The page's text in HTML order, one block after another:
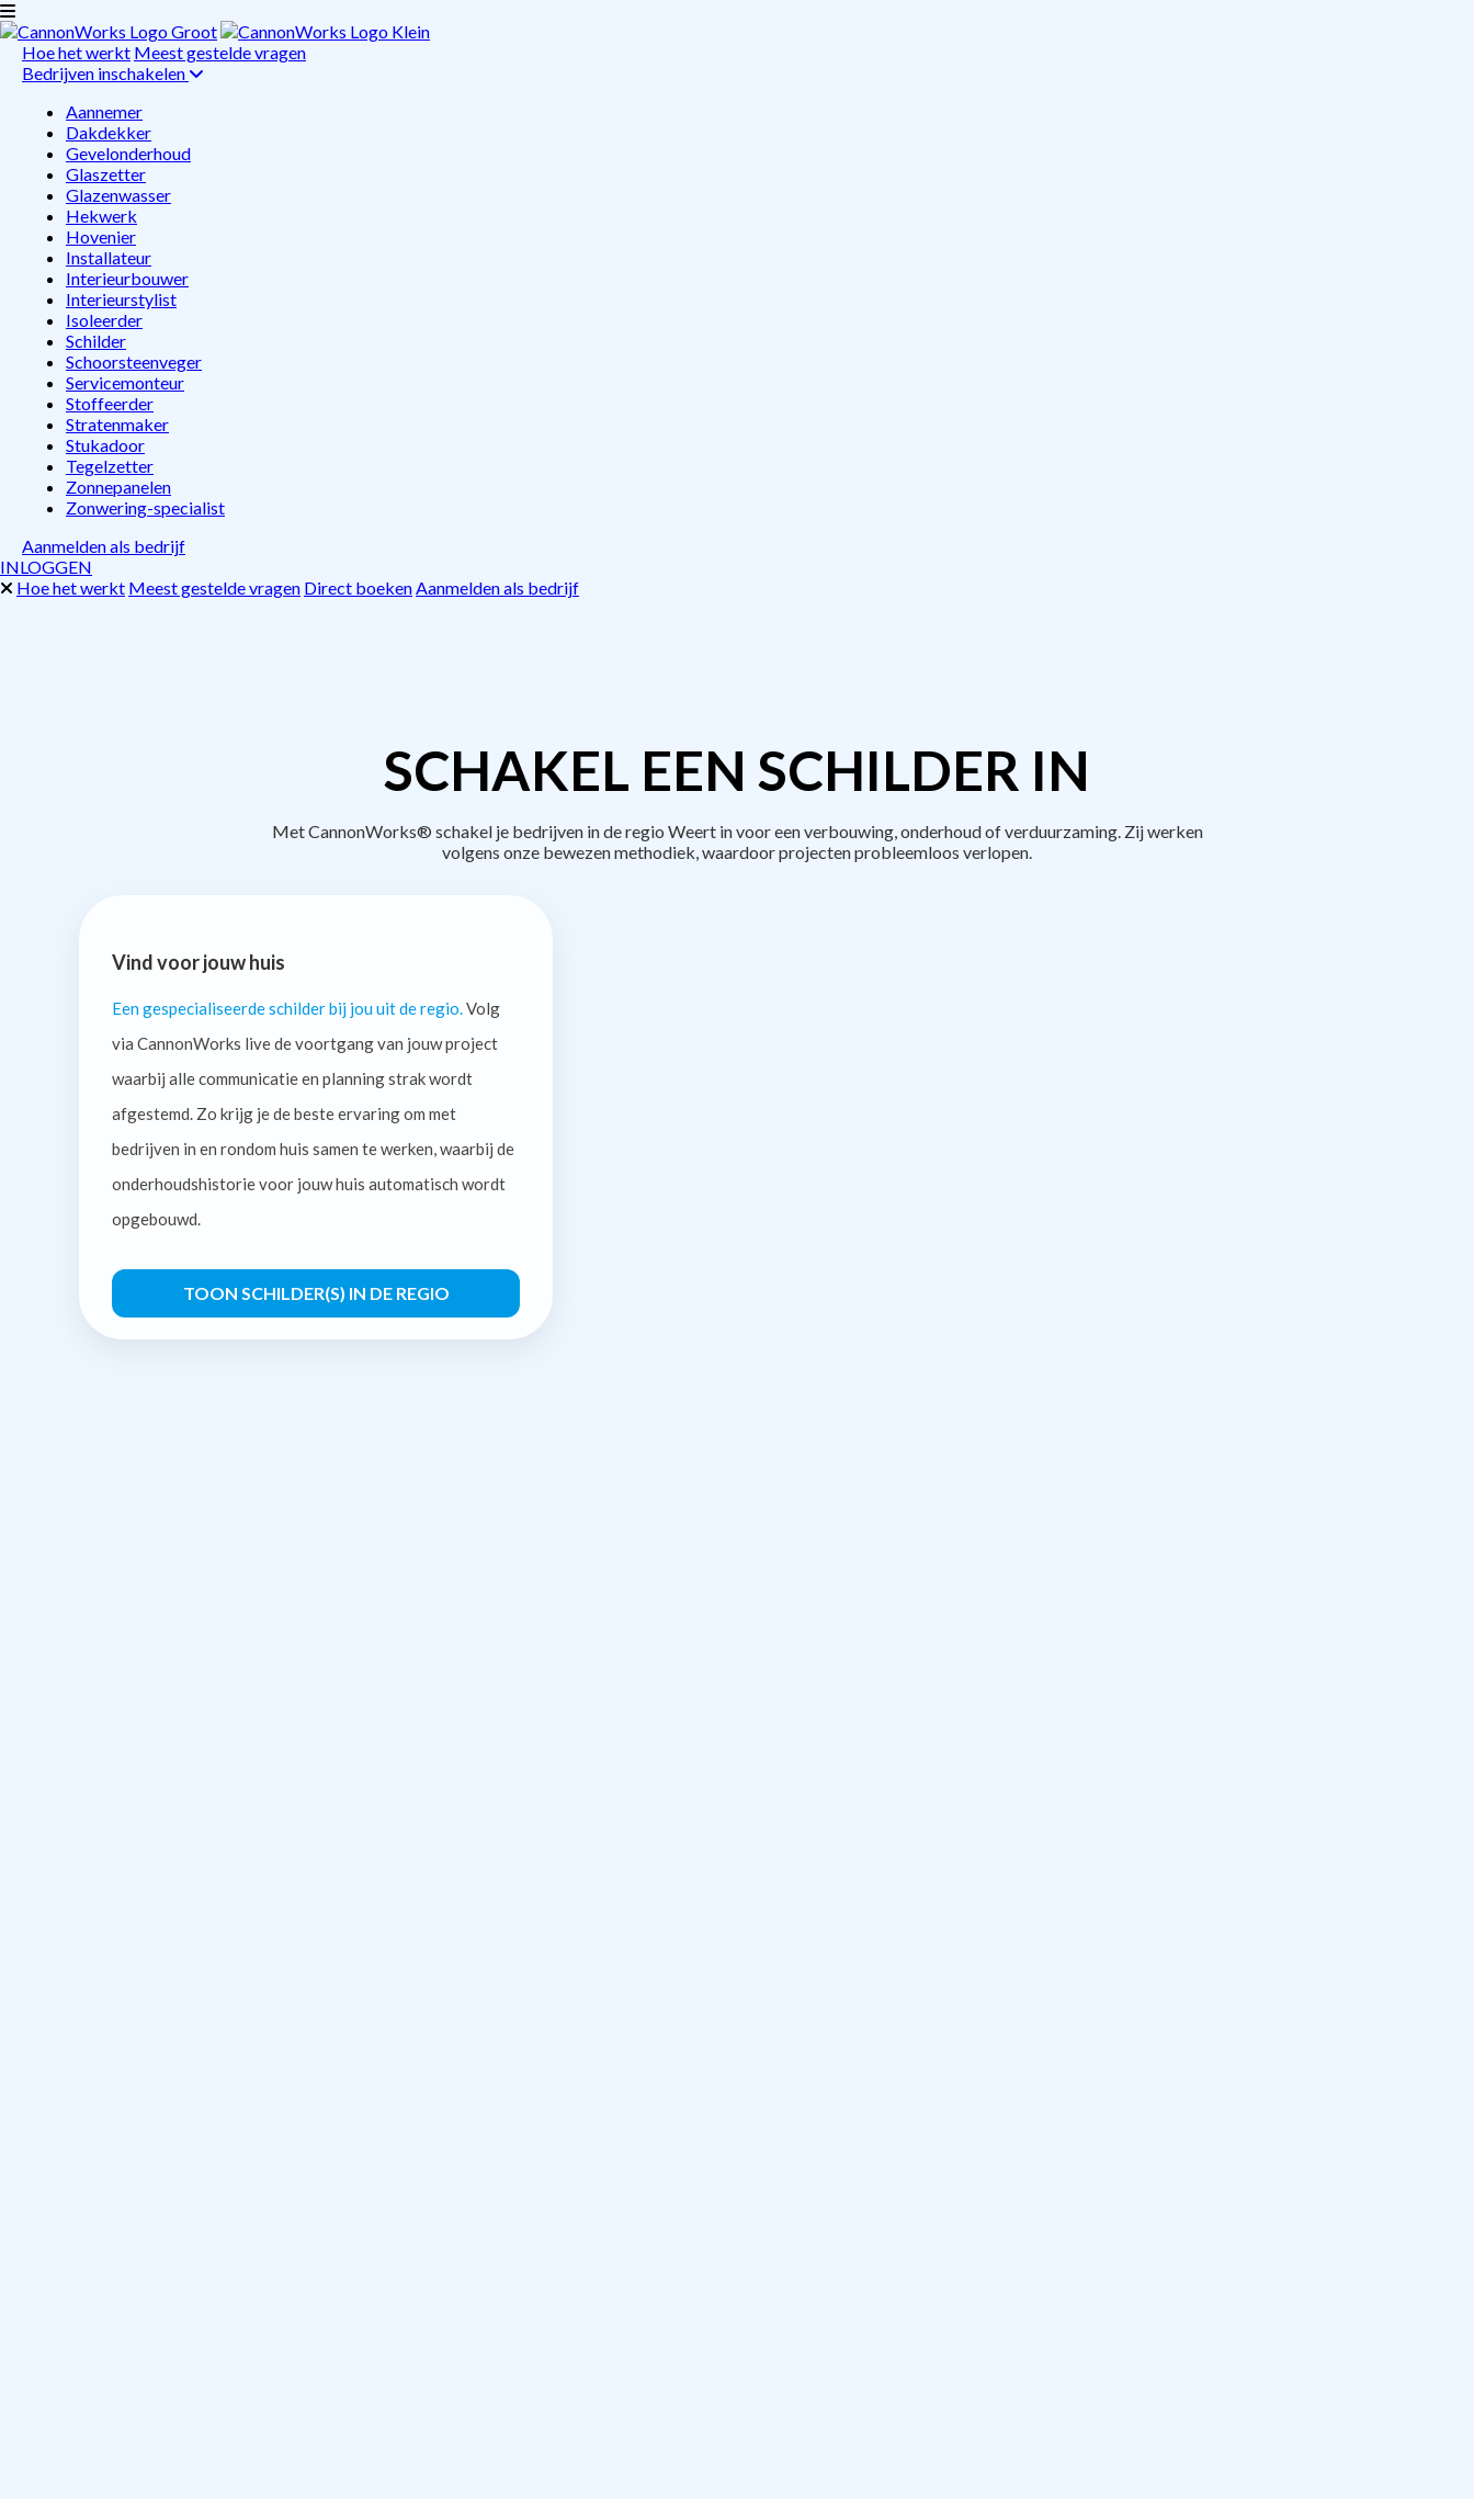
Hoe het werkt Meest gestelde vragen
Bedrijven inschakelen
Aannemer
Dakdekker
Gevelonderhoud
Glaszetter
Glazenwasser
Hekwerk
Hovenier
Installateur
Interieurbouwer
Interieurstylist
Isoleerder
Schilder
Schoorsteenveger
Servicemonteur
Stoffeerder
Stratenmaker
Stukadoor
Tegelzetter
Zonnepanelen
Zonwering-specialist
Aanmelden als bedrijf
INLOGGEN
Hoe het werkt Meest gestelde vragen Direct boekenAanmelden als bedrijf
SCHAKEL EEN SCHILDER IN
Met CannonWorks® schakel je bedrijven in de regio Weert in voor een verbouwing, onderhoud of verduurzaming. Zij werken
volgens onze bewezen methodiek, waardoor projecten probleemloos verlopen.
Vind voor jouw huis
Een gespecialiseerde schilder bij jou uit de regio. Volg
via CannonWorks live de voortgang van jouw project
waarbij alle communicatie en planning strak wordt
afgestemd. Zo krijg je de beste ervaring om met
bedrijven in en rondom huis samen te werken, waarbij de
onderhoudshistorie voor jouw huis automatisch wordt
opgebouwd.
TOON SCHILDER(S) IN DE REGIO